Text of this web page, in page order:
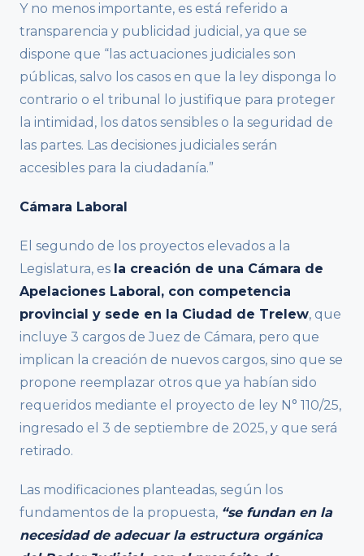
Y no menos importante, es está referido a
transparencia y publicidad judicial, ya que se
dispone que “las actuaciones judiciales son
públicas, salvo los casos en que la ley disponga lo
contrario o el tribunal lo justifique para proteger
la intimidad, los datos sensibles o la seguridad de
las partes. Las decisiones judiciales serán
accesibles para la ciudadanía.”
Cámara Laboral
El segundo de los proyectos elevados a la
Legislatura, es la creación de una Cámara de
Apelaciones Laboral, con competencia
provincial y sede en la Ciudad de Trelew, que
incluye 3 cargos de Juez de Cámara, pero que
implican la creación de nuevos cargos, sino que se
propone reemplazar otros que ya habían sido
requeridos mediante el proyecto de ley N° 110/25,
ingresado el 3 de septiembre de 2025, y que será
retirado.
Las modificaciones planteadas, según los
fundamentos de la propuesta, “se fundan en la
necesidad de adecuar la estructura orgánica